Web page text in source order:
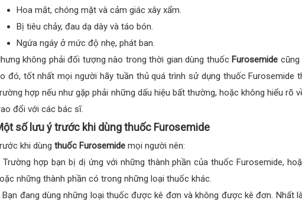
Hoa mắt, chóng mặt và cảm giác xây xẩm.
Bị tiêu chảy, đau dạ dày và táo bón.
Ngứa ngáy ở mức độ nhẹ, phát ban.
không phải đối tượng nào trong thời gian dùng thuốc Furosemide cũng
đó, tốt nhất mọi người hãy tuần thủ quá trình sử dụng thuốc Furosemide
hợp nếu như gặp phải những dấu hiệu bất thường, hoặc không hiểu rõ
đổi với các bác sĩ.
số lưu ý trước khi dùng thuốc Furosemide
khi dùng thuốc Furosemide mọi người nên:
Trường hợp bạn bị dị ứng với những thành phần của thuốc Furosemide,
những thành phần có trong những loại thuốc khác.
Bạn đang dùng những loại thuốc được kê đơn và không được kê đơn. Nhất